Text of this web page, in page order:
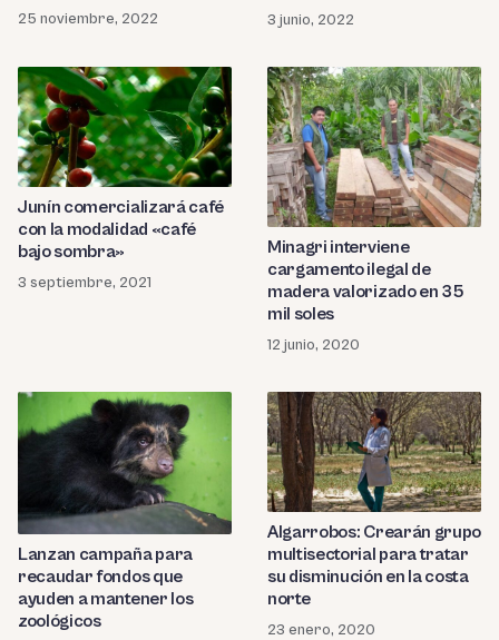
25 noviembre, 2022 3 junio, 2022
Junín comercializará café
con la modalidad «café
bajo sombra»
3 septiembre, 2021
Minagri interviene
cargamento ilegal de
madera valorizado en 35
mil soles
12 junio, 2020
Lanzan campaña para
recaudar fondos que
ayuden a mantener los
zoológicos
Algarrobos: Crearán grupo
multisectorial para tratar
su disminución en la costa
norte
23 enero, 2020